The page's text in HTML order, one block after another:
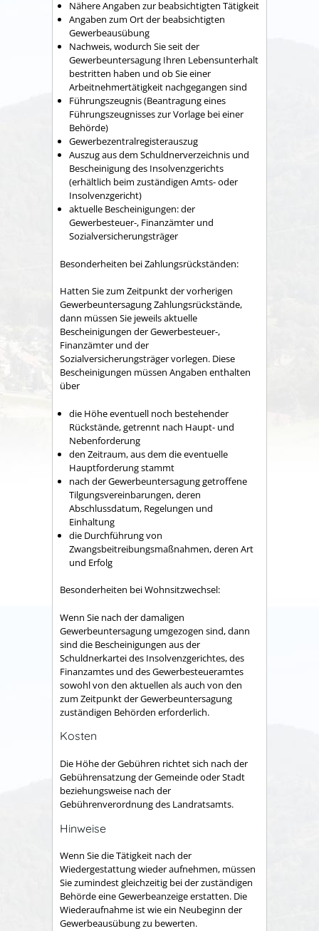
Nähere Angaben zur beabsichtigten Tätigkeit
Angaben zum Ort der beabsichtigten
Gewerbeausübung
Nachweis, wodurch Sie seit der
Gewerbeuntersagung Ihren Lebensunterhalt
bestritten haben und ob Sie einer
Arbeitnehmertätigkeit nachgegangen sind
Führungszeugnis (Beantragung eines
Führungszeugnisses zur Vorlage bei einer
Behörde)
Gewerbezentralregisterauszug
Auszug aus dem Schuldnerverzeichnis und
Bescheinigung des Insolvenzgerichts
(erhältlich beim zuständigen Amts- oder
Insolvenzgericht)
aktuelle Bescheinigungen: der
Gewerbesteuer-, Finanzämter und
Sozialversicherungsträger
Besonderheiten bei Zahlungsrückständen:
Hatten Sie zum Zeitpunkt der vorherigen
Gewerbeuntersagung Zahlungsrückstände,
dann müssen Sie jeweils aktuelle
Bescheinigungen der Gewerbesteuer-,
Finanzämter und der
Sozialversicherungsträger vorlegen. Diese
Bescheinigungen müssen Angaben enthalten
über
die Höhe eventuell noch bestehender
Rückstände, getrennt nach Haupt- und
Nebenforderung
den Zeitraum, aus dem die eventuelle
Hauptforderung stammt
nach der Gewerbeuntersagung getroffene
Tilgungsvereinbarungen, deren
Abschlussdatum, Regelungen und
Einhaltung
die Durchführung von
Zwangsbeitreibungsmaßnahmen, deren Art
und Erfolg
Besonderheiten bei Wohnsitzwechsel:
Wenn Sie nach der damaligen
Gewerbeuntersagung umgezogen sind, dann
sind die Bescheinigungen aus der
Schuldnerkartei des Insolvenzgerichtes, des
Finanzamtes und des Gewerbesteueramtes
sowohl von den aktuellen als auch von den
zum Zeitpunkt der Gewerbeuntersagung
zuständigen Behörden erforderlich.
Kosten
Die Höhe der Gebühren richtet sich nach der
Gebührensatzung der Gemeinde oder Stadt
beziehungsweise nach der
Gebührenverordnung des Landratsamts.
Hinweise
Wenn Sie die Tätigkeit nach der
Wiedergestattung wieder aufnehmen, müssen
Sie zumindest gleichzeitig bei der zuständigen
Behörde eine Gewerbeanzeige erstatten. Die
Wiederaufnahme ist wie ein Neubeginn der
Gewerbeausübung zu bewerten.